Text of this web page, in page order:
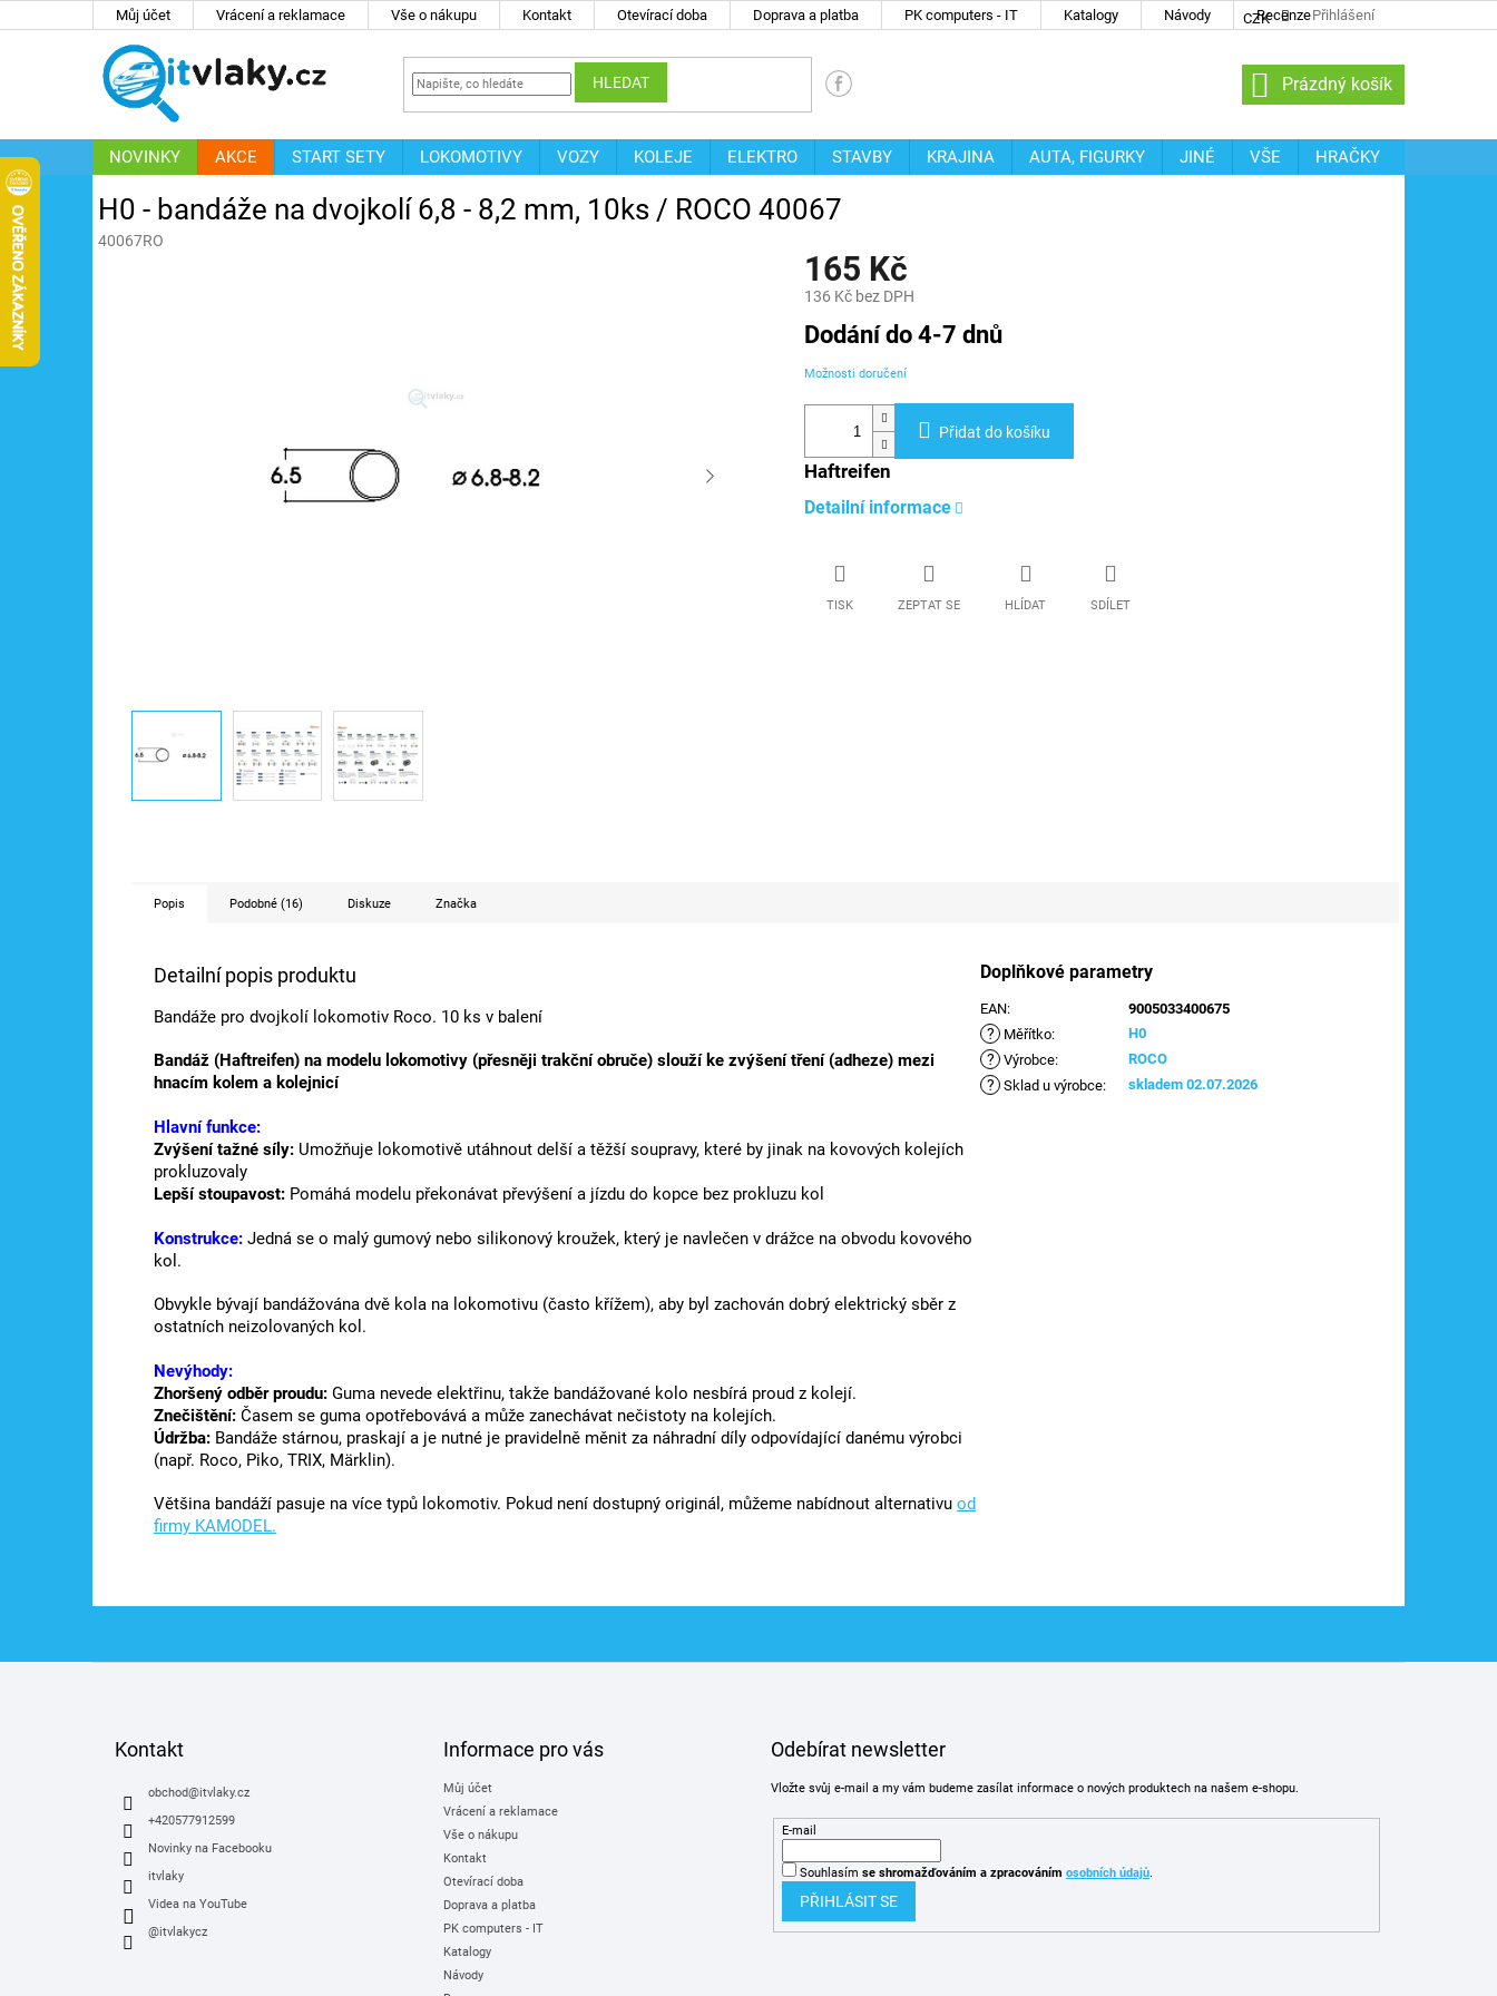
Můj účet Vrácení a reklamace Vše o nákupu Kontakt Otevírací doba Doprava a platba PK computers - IT Katalogy Návody Recenze
CZK Přihlášení
HLEDAT
NÁKUPNÍ
KOŠÍK
Prázdný košík
NOVINKY AKCE START SETY LOKOMOTIVY VOZY KOLEJE ELEKTRO STAVBY KRAJINA AUTA, FIGURKY JINÉ VŠE
HRAČKY
ZNAČKY
H0 - bandáže na dvojkolí 6,8 - 8,2 mm, 10ks / ROCO 40067
40067RO
165 Kč
136 Kč bez DPH
Měrná
cena:
Dodání do 4-7 dnů
Možnosti doručení
Přidat do košíku
Haftreifen
Detailní informace
TISK ZEPTAT SE HLÍDAT SDÍLET
Popis Podobné (16) Diskuze Značka
Detailní popis produktu
Bandáže pro dvojkolí lokomotiv Roco. 10 ks v balení
Bandáž (Haftreifen) na modelu lokomotivy (přesněji trakční obruče) slouží ke zvýšení tření (adheze) mezi
hnacím kolem a kolejnicí
Hlavní funkce:
Zvýšení tažné síly: Umožňuje lokomotivě utáhnout delší a těžší soupravy, které by jinak na kovových kolejích
prokluzovaly
Lepší stoupavost: Pomáhá modelu překonávat převýšení a jízdu do kopce bez prokluzu kol
Konstrukce: Jedná se o malý gumový nebo silikonový kroužek, který je navlečen v drážce na obvodu kovového
kol.
Obvykle bývají bandážována dvě kola na lokomotivu (často křížem), aby byl zachován dobrý elektrický sběr z
ostatních neizolovaných kol.
Nevýhody:
Zhoršený odběr proudu: Guma nevede elektřinu, takže bandážované kolo nesbírá proud z kolejí.
Znečištění: Časem se guma opotřebovává a může zanechávat nečistoty na kolejích.
Údržba: Bandáže stárnou, praskají a je nutné je pravidelně měnit za náhradní díly odpovídající danému výrobci
(např. Roco, Piko, TRIX, Märklin).
Většina bandáží pasuje na více typů lokomotiv. Pokud není dostupný originál, můžeme nabídnout alternativu od
firmy KAMODEL.
Doplňkové parametry
EAN: 9005033400675
? Měřítko: H0
? Výrobce: ROCO
? Sklad u výrobce: skladem 02.07.2026
Kontakt
obchod@itvlaky.cz
+420577912599
Novinky na Facebooku
itvlaky
Videa na YouTube
@itvlakycz
Informace pro vás
Můj účet
Vrácení a reklamace
Vše o nákupu
Kontakt
Otevírací doba
Doprava a platba
PK computers - IT
Katalogy
Návody
Odebírat newsletter
Vložte svůj e-mail a my vám budeme zasílat informace o nových produktech na našem e-shopu.
E-mail
Souhlasím se shromažďováním a zpracováním osobních údajů.
PŘIHLÁSIT SE